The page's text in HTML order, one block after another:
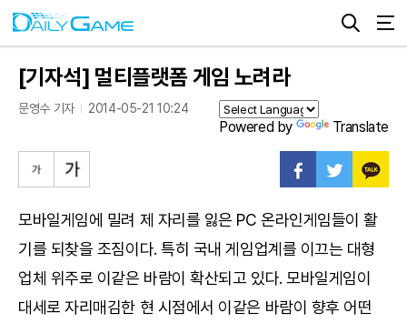
[기자석] 멀티플랫폼 게임 노려라
문영수 기자 2014-05-21 10:24
Powered by Translate
모바일게임에 밀려 제 자리를 잃은 PC 온라인게임들이 활
기를 되찾을 조짐이다. 특히 국내 게임업계를 이끄는 대형
업체 위주로 이같은 바람이 확산되고 있다. 모바일게임이
대세로 자리매김한 현 시점에서 이같은 바람이 향후 어떤